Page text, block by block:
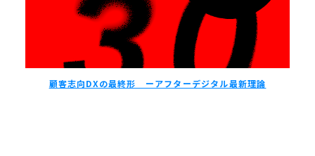
顧客志向DXの最終形 ーアフターデジタル最新理論